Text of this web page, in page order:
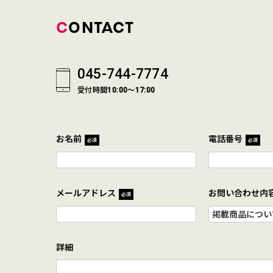
CONTACT
045-744-7774
受付時間10:00～17:00
お名前 必須 電話番号 必須
メールアドレス 必須 お問い合わせ内
詳細